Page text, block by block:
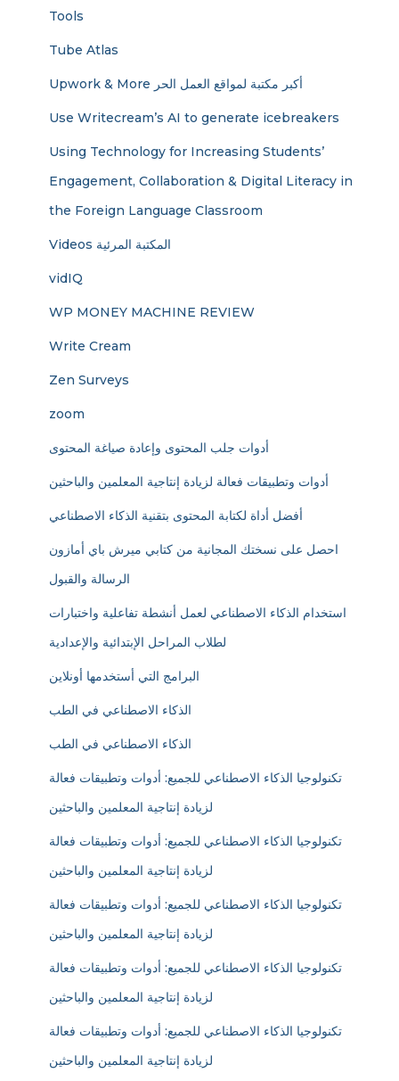
Tools
Tube Atlas
Upwork & More أكبر مكتبة لمواقع العمل الحر
Use Writecream’s AI to generate icebreakers
Using Technology for Increasing Students’
Engagement, Collaboration & Digital Literacy in
the Foreign Language Classroom
Videos المكتبة المرئية
vidIQ
WP MONEY MACHINE REVIEW
Write Cream
Zen Surveys
zoom
أدوات جلب المحتوى وإعادة صياغة المحتوى
أدوات وتطبيقات فعالة لزيادة إنتاجية المعلمين والباحثين
أفضل أداة لكتابة المحتوى بتقنية الذكاء الاصطناعي
احصل على نسختك المجانية من كتابي ميرش باي أمازون
الرسالة والقبول
استخدام الذكاء الاصطناعي لعمل أنشطة تفاعلية واختبارات
لطلاب المراحل الإبتدائية والإعدادية
البرامج التي أستخدمها أونلاين
الذكاء الاصطناعي في الطب
الذكاء الاصطناعي في الطب
تكنولوجيا الذكاء الاصطناعي للجميع: أدوات وتطبيقات فعالة
لزيادة إنتاجية المعلمين والباحثين
تكنولوجيا الذكاء الاصطناعي للجميع: أدوات وتطبيقات فعالة
لزيادة إنتاجية المعلمين والباحثين
تكنولوجيا الذكاء الاصطناعي للجميع: أدوات وتطبيقات فعالة
لزيادة إنتاجية المعلمين والباحثين
تكنولوجيا الذكاء الاصطناعي للجميع: أدوات وتطبيقات فعالة
لزيادة إنتاجية المعلمين والباحثين
تكنولوجيا الذكاء الاصطناعي للجميع: أدوات وتطبيقات فعالة
لزيادة إنتاجية المعلمين والباحثين